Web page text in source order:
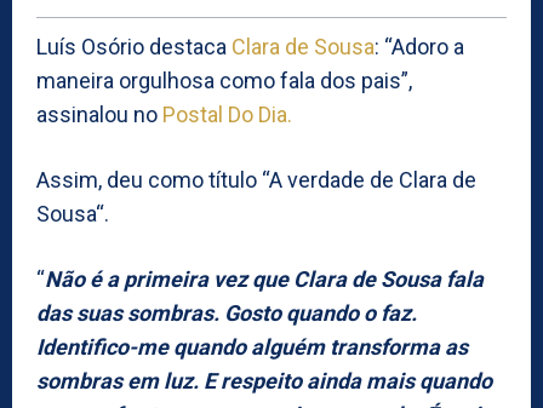
Luís Osório destaca Clara de Sousa: “Adoro a
maneira orgulhosa como fala dos pais”,
assinalou no Postal Do Dia.
Assim, deu como título “A verdade de Clara de
Sousa“.
“Não é a primeira vez que Clara de Sousa fala
das suas sombras. Gosto quando o faz.
Identifico-me quando alguém transforma as
sombras em luz. E respeito ainda mais quando